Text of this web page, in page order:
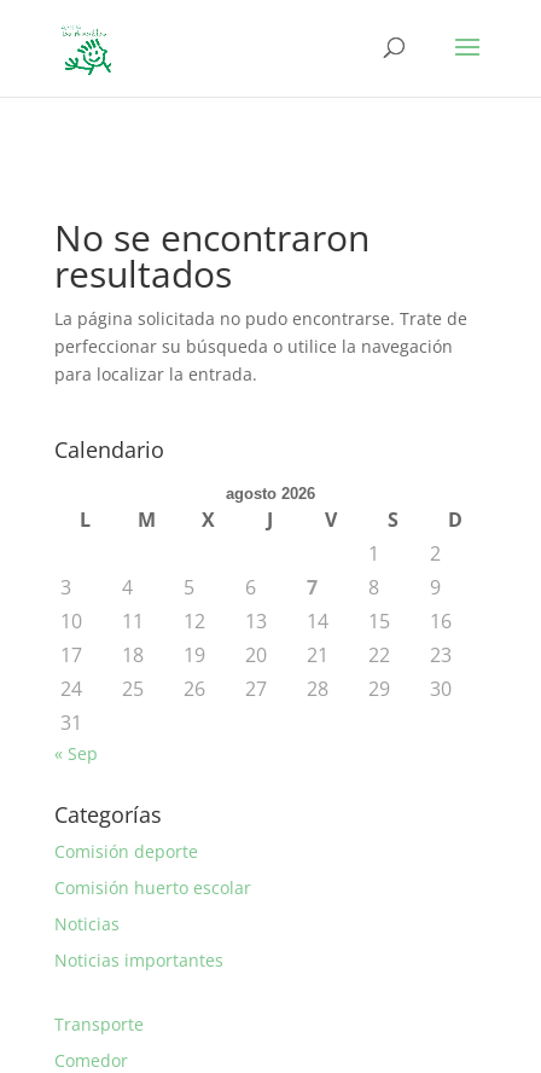
No se encontraron
resultados
La página solicitada no pudo encontrarse. Trate de
perfeccionar su búsqueda o utilice la navegación
para localizar la entrada.
Calendario
agosto 2026
L M X J V S
D
1
2
3
4 5 6 7 8
9
10
11 12 13 14 15
16
17
18 19 20 21 22
23
24
25 26 27 28 29
30
31
« Sep
Categorías
Comisión deporte
Comisión huerto escolar
Noticias
Noticias importantes
Transporte
Comedor